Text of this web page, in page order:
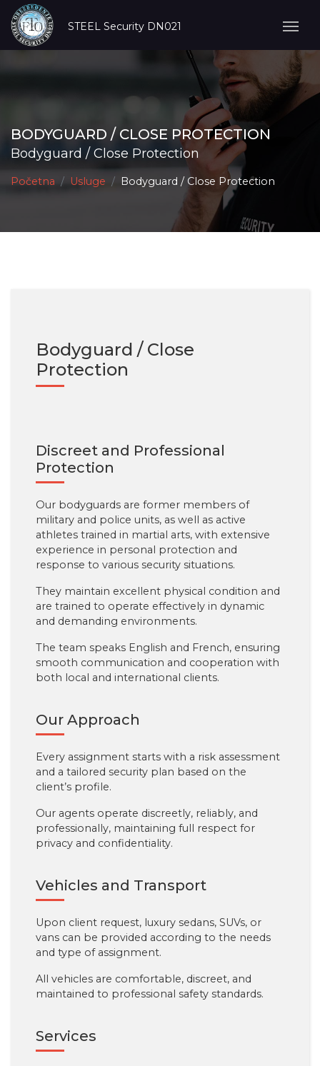
STEEL Security DN021
BODYGUARD / CLOSE PROTECTION
Bodyguard / Close Protection
Početna Usluge Bodyguard / Close Protection
Bodyguard / Close
Protection
Discreet and Professional
Protection
Our bodyguards are former members of
military and police units, as well as active
athletes trained in martial arts, with extensive
experience in personal protection and
response to various security situations.
They maintain excellent physical condition and
are trained to operate effectively in dynamic
and demanding environments.
The team speaks English and French, ensuring
smooth communication and cooperation with
both local and international clients.
Our Approach
Every assignment starts with a risk assessment
and a tailored security plan based on the
client’s profile.
Our agents operate discreetly, reliably, and
professionally, maintaining full respect for
privacy and confidentiality.
Vehicles and Transport
Upon client request, luxury sedans, SUVs, or
vans can be provided according to the needs
and type of assignment.
All vehicles are comfortable, discreet, and
maintained to professional safety standards.
Services